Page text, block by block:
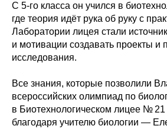
С 5-го класса он учился в
где теория идёт рука об руку с
Лаборатории лицея стали
и мотивации создавать проекты и
исследования.
Все знания, которые позволили
всероссийских олимпиад по
в Биотехнологическом лицее №
благодаря учителю биологии —